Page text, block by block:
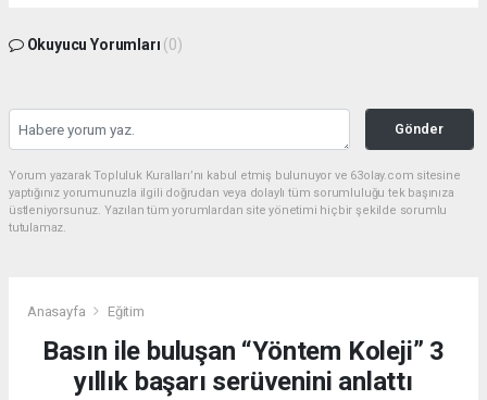
Okuyucu Yorumları (0)
Gönder
Yorum yazarak Topluluk Kuralları’nı kabul etmiş bulunuyor ve 63olay.com sitesine
yaptığınız yorumunuzla ilgili doğrudan veya dolaylı tüm sorumluluğu tek başınıza
üstleniyorsunuz. Yazılan tüm yorumlardan site yönetimi hiçbir şekilde sorumlu
tutulamaz.
Anasayfa Eğitim
Basın ile buluşan “Yöntem Koleji” 3
yıllık başarı serüvenini anlattı